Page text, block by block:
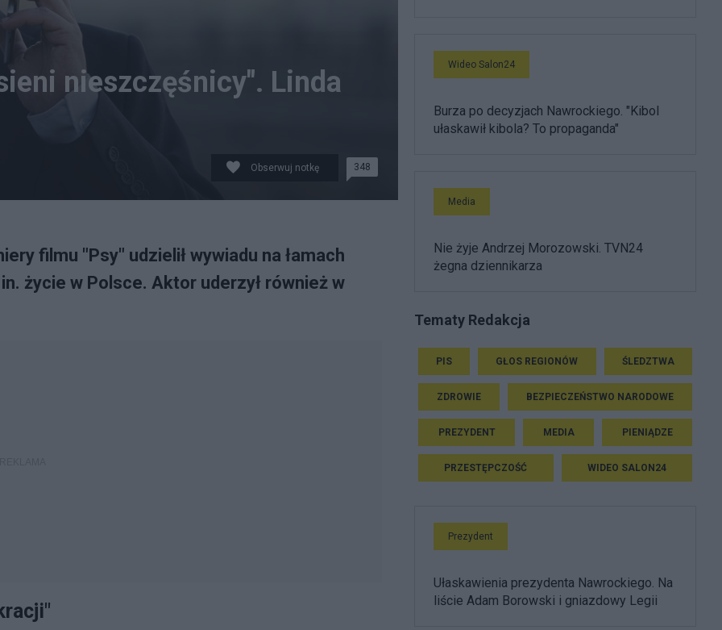
nieszczęśnicy". Linda
Obserwuj notkę 348
filmu "Psy" udzielił wywiadu na łamach
życie w Polsce. Aktor uderzył również w
Wideo Salon24
Burza po decyzjach Nawrockiego. "Kibol
ułaskawił kibola? To propaganda"
Media
Nie żyje Andrzej Morozowski. TVN24
żegna dziennikarza
Tematy Redakcja
PIS GŁOS REGIONÓW ŚLEDZTWA
ZDROWIE BEZPIECZEŃSTWO NARODOWE
PREZYDENT MEDIA PIENIĄDZE
PRZESTĘPCZOŚĆ WIDEO SALON24
Prezydent
Ułaskawienia prezydenta Nawrockiego. Na
liście Adam Borowski i gniazdowy Legii